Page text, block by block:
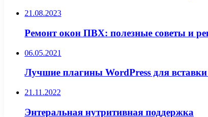
21.08.2023
Ремонт окон ПВХ: полезные советы и
06.05.2021
Лучшие плагины WordPress для
21.11.2022
Энтеральная нутритивная поддержка